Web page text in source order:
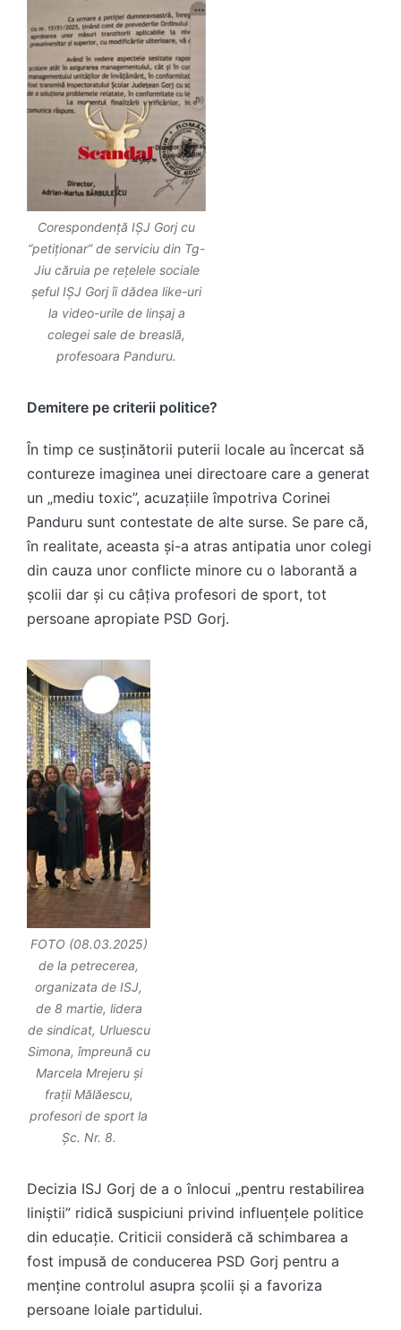
Corespondență IȘJ Gorj cu
“petiționar” de serviciu din Tg-
Jiu căruia pe rețelele sociale
șeful IȘJ Gorj îi dădea like-uri
la video-urile de linșaj a
colegei sale de breaslă,
profesoara Panduru.
Demitere pe criterii politice?
În timp ce susținătorii puterii locale au încercat să
contureze imaginea unei directoare care a generat
un „mediu toxic”, acuzațiile împotriva Corinei
Panduru sunt contestate de alte surse. Se pare că,
în realitate, aceasta și-a atras antipatia unor colegi
din cauza unor conflicte minore cu o laborantă a
școlii dar și cu câțiva profesori de sport, tot
persoane apropiate PSD Gorj.
FOTO (08.03.2025)
de la petrecerea,
organizata de ISJ,
de 8 martie, lidera
de sindicat, Urluescu
Simona, împreună cu
Marcela Mrejeru și
frații Mălăescu,
profesori de sport la
Șc. Nr. 8.
Decizia ISJ Gorj de a o înlocui „pentru restabilirea
liniștii” ridică suspiciuni privind influențele politice
din educație. Criticii consideră că schimbarea a
fost impusă de conducerea PSD Gorj pentru a
menține controlul asupra școlii și a favoriza
persoane loiale partidului.